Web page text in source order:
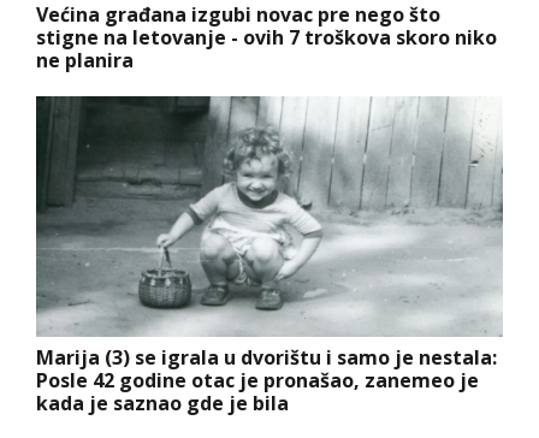
Većina građana izgubi novac pre nego što
stigne na letovanje - ovih 7 troškova skoro niko
ne planira
Marija (3) se igrala u dvorištu i samo je nestala:
Posle 42 godine otac je pronašao, zanemeo je
kada je saznao gde je bila